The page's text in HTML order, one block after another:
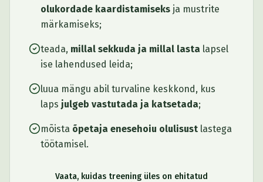
olukordade kaardistamiseks ja mustrite
märkamiseks;
teada, millal sekkuda ja millal lasta lapsel
ise lahendused leida;
luua mängu abil turvaline keskkond, kus
laps julgeb vastutada ja katsetada;
mõista õpetaja enesehoiu olulisust lastega
töötamisel.
Vaata, kuidas treening üles on ehitatud